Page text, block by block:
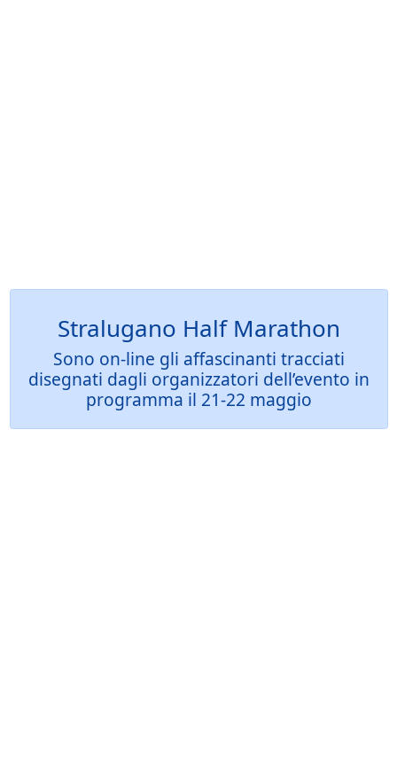
Stralugano Half Marathon
Sono on-line gli affascinanti tracciati
disegnati dagli organizzatori dell’evento in
programma il 21-22 maggio